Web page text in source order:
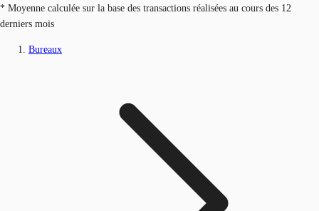
* Moyenne calculée sur la base des transactions réalisées au cours des 12
derniers mois
Bureaux